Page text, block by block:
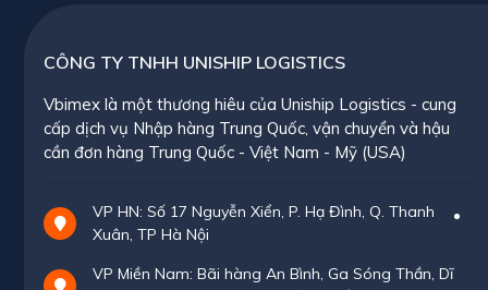
CÔNG TY TNHH UNISHIP LOGISTICS
Vbimex là một thương hiêu của Uniship Logistics - cung
cấp dịch vụ Nhập hàng Trung Quốc, vận chuyển và hậu
cần đơn hàng Trung Quốc - Việt Nam - Mỹ (USA)
VP HN: Số 17 Nguyễn Xiển, P. Hạ Đình, Q. Thanh
Xuân, TP Hà Nội
VP Miền Nam: Bãi hàng An Bình, Ga Sóng Thần, Dĩ